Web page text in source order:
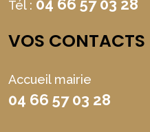
Tél : 04 66 57 03 28
VOS CONTACTS
Accueil mairie
04 66 57 03 28